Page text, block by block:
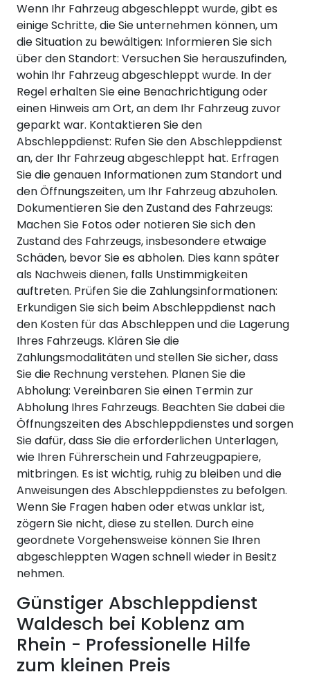
Wenn Ihr Fahrzeug abgeschleppt wurde, gibt es
einige Schritte, die Sie unternehmen können, um
die Situation zu bewältigen: Informieren Sie sich
über den Standort: Versuchen Sie herauszufinden,
wohin Ihr Fahrzeug abgeschleppt wurde. In der
Regel erhalten Sie eine Benachrichtigung oder
einen Hinweis am Ort, an dem Ihr Fahrzeug zuvor
geparkt war. Kontaktieren Sie den
Abschleppdienst: Rufen Sie den Abschleppdienst
an, der Ihr Fahrzeug abgeschleppt hat. Erfragen
Sie die genauen Informationen zum Standort und
den Öffnungszeiten, um Ihr Fahrzeug abzuholen.
Dokumentieren Sie den Zustand des Fahrzeugs:
Machen Sie Fotos oder notieren Sie sich den
Zustand des Fahrzeugs, insbesondere etwaige
Schäden, bevor Sie es abholen. Dies kann später
als Nachweis dienen, falls Unstimmigkeiten
auftreten. Prüfen Sie die Zahlungsinformationen:
Erkundigen Sie sich beim Abschleppdienst nach
den Kosten für das Abschleppen und die Lagerung
Ihres Fahrzeugs. Klären Sie die
Zahlungsmodalitäten und stellen Sie sicher, dass
Sie die Rechnung verstehen. Planen Sie die
Abholung: Vereinbaren Sie einen Termin zur
Abholung Ihres Fahrzeugs. Beachten Sie dabei die
Öffnungszeiten des Abschleppdienstes und sorgen
Sie dafür, dass Sie die erforderlichen Unterlagen,
wie Ihren Führerschein und Fahrzeugpapiere,
mitbringen. Es ist wichtig, ruhig zu bleiben und die
Anweisungen des Abschleppdienstes zu befolgen.
Wenn Sie Fragen haben oder etwas unklar ist,
zögern Sie nicht, diese zu stellen. Durch eine
geordnete Vorgehensweise können Sie Ihren
abgeschleppten Wagen schnell wieder in Besitz
nehmen.
Günstiger Abschleppdienst
Waldesch bei Koblenz am
Rhein - Professionelle Hilfe
zum kleinen Preis